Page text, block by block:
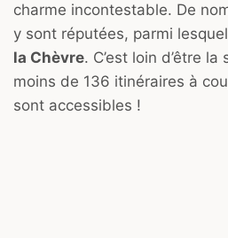
charme incontestable. De
y sont réputées, parmi
la Chèvre. C’est loin d’être
moins de 136 itinéraires à
sont accessibles !